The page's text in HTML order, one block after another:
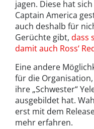
jagen. Diese hat
Captain America
auch deshalb für
Gerüchte gibt, dass
damit auch Ross‘
Eine andere
für die
ihre „Schwester“
ausgebildet hat.
erst mit dem
mehr erfahren.